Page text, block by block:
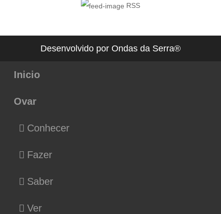
RSS
Desenvolvido por Ondas da Serra®
Inicio
Ovar
Conhecer
Fazer
Saber
Ver